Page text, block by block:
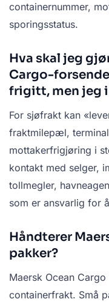
containernummer,
sporingsstatus.
Hva skal jeg
Cargo-
frigitt, men jeg
For sjøfrakt kan
fraktmilepæl,
mottakerfrigjøring i
kontakt med selger,
tollmegler,
som er ansvarlig for
Håndterer
pakker?
Maersk Ocean
containerfrakt. Små